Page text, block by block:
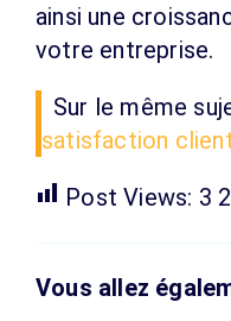
ainsi une
votre entreprise.
Sur le même
satisfaction
Post Views: 3
Vous allez